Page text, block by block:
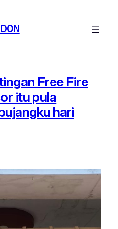
Free Fire
itu pula
hari